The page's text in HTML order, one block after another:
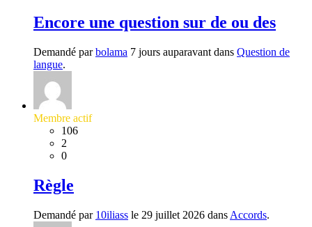
Encore une question sur de ou des
Demandé parbolama 7 jours auparavant dans Question de
langue.
Membre actif
106
2
0
Règle
Demandé par 10iliass le 29 juillet 2026 dans Accords.